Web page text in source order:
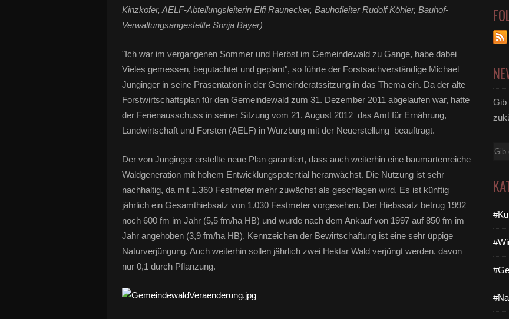
Kinzkofer, AELF-Abteilungsleiterin Elfi Raunecker, Bauhofleiter Rudolf Köhler, Bauhof-
Verwaltungsangestellte Sonja Bayer)
"Ich war im vergangenen Sommer und Herbst im Gemeindewald zu Gange, habe dabei
Vieles gemessen, begutachtet und geplant", so führte der Forstsachverständige Michael
Junginger in seine Präsentation in der Gemeinderatssitzung in das Thema ein. Da der alte
Forstwirtschaftsplan für den Gemeindewald zum 31. Dezember 2011 abgelaufen war, hatte
der Ferienausschuss in seiner Sitzung vom 21. August 2012 das Amt für Ernährung,
Landwirtschaft und Forsten (AELF) in Würzburg mit der Neuerstellung beauftragt.
Der von Junginger erstellte neue Plan garantiert, dass auch weiterhin eine baumartenreiche
Waldgeneration mit hohem Entwicklungspotential heranwächst. Die Nutzung ist sehr
nachhaltig, da mit 1.360 Festmeter mehr zuwächst als geschlagen wird. Es ist künftig
jährlich ein Gesamthiebsatz von 1.030 Festmeter vorgesehen. Der Hiebssatz betrug 1992
noch 600 fm im Jahr (5,5 fm/ha HB) und wurde nach dem Ankauf von 1997 auf 850 fm im
Jahr angehoben (3,9 fm/ha HB). Kennzeichen der Bewirtschaftung ist eine sehr üppige
Naturverjüngung. Auch weiterhin sollen jährlich zwei Hektar Wald verjüngt werden, davon
nur 0,1 durch Pflanzung.
Gib
E-